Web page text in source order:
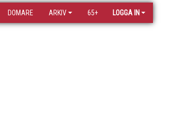
DOMARE ARKIV 65+ LOGGA IN